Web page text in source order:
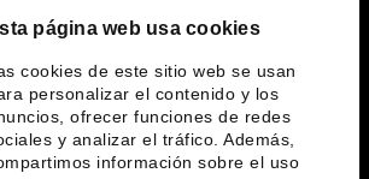
página web usa cookies
cookies de este sitio web se usan
personalizar el contenido y los
ofrecer funciones de redes
y analizar el tráfico. Además,
información sobre el uso
el Foro
idiomas